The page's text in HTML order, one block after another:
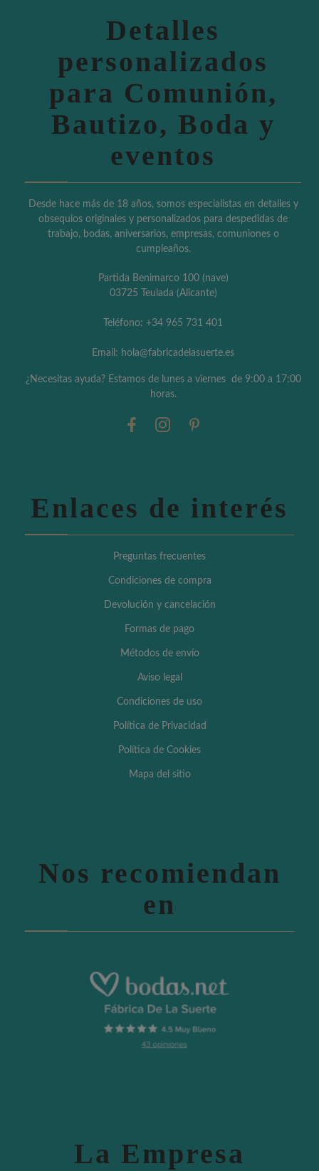
Detalles
personalizados
para Comunión,
Bautizo, Boda y
eventos
Desde hace más de 18 años, somos especialistas en detalles y
obsequios originales y personalizados para despedidas de
trabajo, bodas, aniversarios, empresas, comuniones o
cumpleaños.
Partida Benimarco 100 (nave)
03725 Teulada (Alicante)
Teléfono: +34 965 731 401
Email: hola@fabricadelasuerte.es
¿Necesitas ayuda? Estamos de lunes a viernes de 9:00 a 17:00
horas.
Enlaces de interés
Preguntas frecuentes
Condiciones de compra
Devolución y cancelación
Formas de pago
Métodos de envío
Aviso legal
Condiciones de uso
Política de Privacidad
Política de Cookies
Mapa del sitio
Nos recomiendan
en
La Empresa